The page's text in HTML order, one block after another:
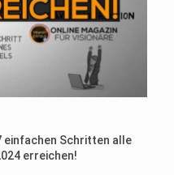
einfachen Schritten alle
erreichen!